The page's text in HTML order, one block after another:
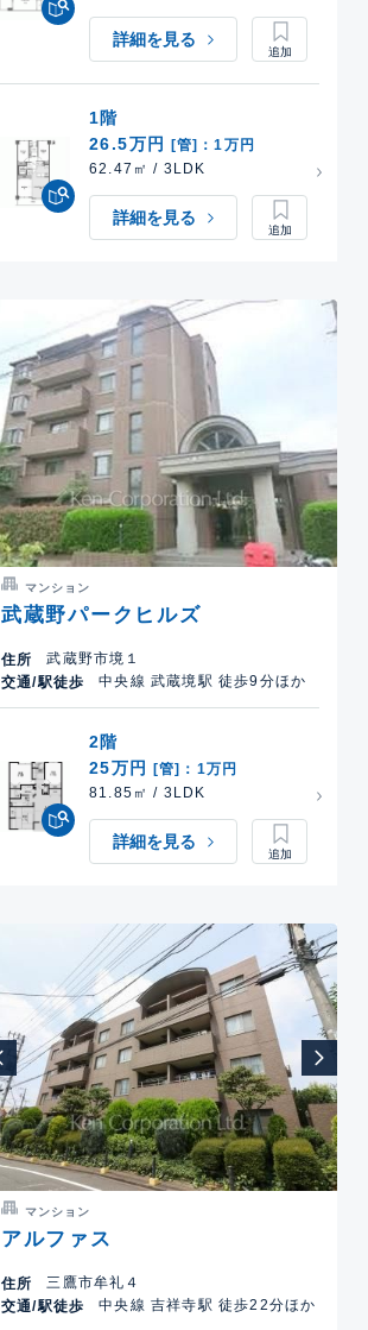
詳細を見る
1階
26.5万円
[管]：1万円
62.47㎡ / 3LDK
詳細を見る
マンション
武蔵野パークヒルズ
住所
武蔵野市境１
交通/駅徒歩
中央線 武蔵境駅 徒歩9分ほか
2階
25万円
[管]：1万円
81.85㎡ / 3LDK
詳細を見る
マンション
アルファス
住所
三鷹市牟礼４
交通/駅徒歩
中央線 吉祥寺駅 徒歩22分ほか